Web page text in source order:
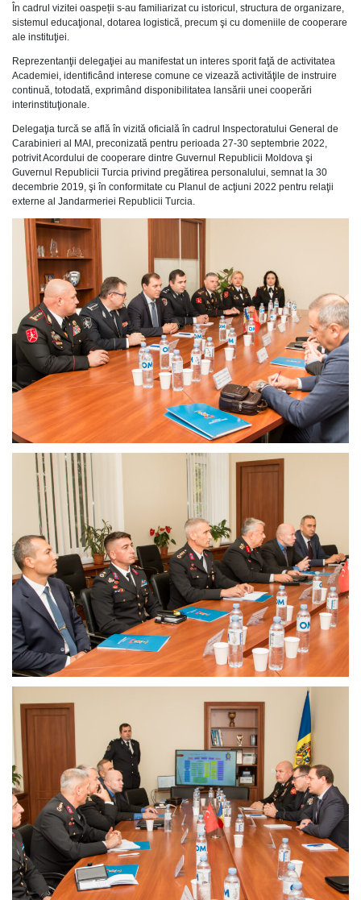
În cadrul vizitei oaspeții s-au familiarizat cu istoricul, structura de organizare,
sistemul educaţional, dotarea logistică, precum şi cu domeniile de cooperare
ale instituţiei.
Reprezentanţii delegaţiei au manifestat un interes sporit faţă de activitatea
Academiei, identificând interese comune ce vizează activităţile de instruire
continuă, totodată, exprimând disponibilitatea lansării unei cooperări
interinstituţionale.
Delegaţia turcă se află în vizită oficială în cadrul Inspectoratului General de
Carabinieri al MAI, preconizată pentru perioada 27-30 septembrie 2022,
potrivit Acordului de cooperare dintre Guvernul Republicii Moldova şi
Guvernul Republicii Turcia privind pregătirea personalului, semnat la 30
decembrie 2019, şi în conformitate cu Planul de acţiuni 2022 pentru relaţii
externe al Jandarmeriei Republicii Turcia.